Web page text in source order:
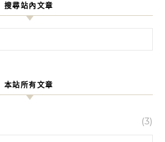
搜尋站內文章
本站所有文章
(3)